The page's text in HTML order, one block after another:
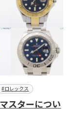
#ロレックス
スターについ